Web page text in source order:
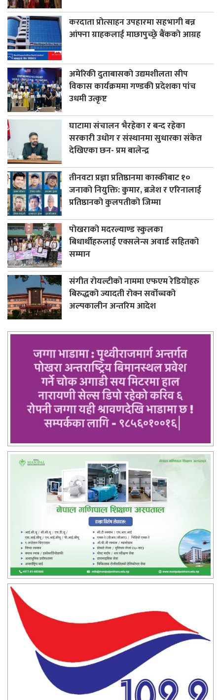
करदाता प्रोत्साहन उपहारमा सहभागी बन्न
आंफ्ना ग्राहकलाई माछापुच्छ्रे बैंकको आग्रह
अमेरिकी दुताबासको उद्यमशीलता सीप
विकास कार्यक्रममा गण्डकी प्रदेशका पांच
उधमी उत्कृष्ट
घाटामा संचालन भैरहेका र बन्द रहेका
सरकारी उधोग र संस्थानमा सुधारका संकेत
देखिएका छन- प्रम बालेन्द्र
तीनवटा प्रज्ञा प्रतिष्ठानमा कास्कीबाट १०
जनाको नियुक्ति: कुमार, ब्रजेश र एरिनालाई
प्रतिष्ठानको कुलपतीको जिम्मा
पोखराको मदरल्याण्ड स्कुलका
बिधार्थीहरुलाई एक्सलेन्स अवार्ड सहितको
सम्मान
संगीत रोयल्टीको नाममा एफएम रेडियोहरु
बिरुद्धको ज्यादती रोक्न सर्वोच्चको
अल्पकालीन अन्तरिम आदेश